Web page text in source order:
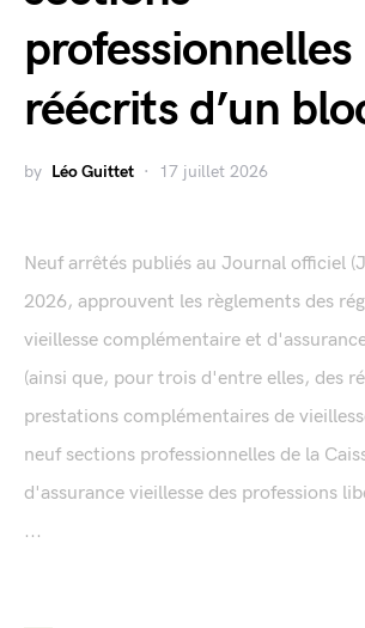
professionnelles
réécrits d’un
by Léo Guittet 17 juillet 2026
Neuf arrêtés publiés au Journal officiel
2026, approuvent les règlements des
vieillesse complémentaire et
(ainsi que, pour trois d'entre elles, des
prestations complémentaires de
neuf sections professionnelles de la
d'assurance vieillesse des professions
...